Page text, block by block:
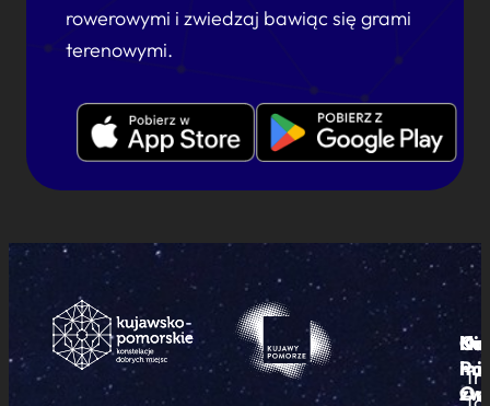
rowerowymi i zwiedzaj bawiąc się grami
terenowymi.
i